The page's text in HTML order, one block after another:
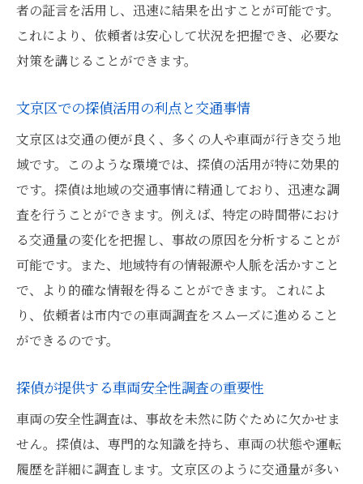
探偵が用いる最新の車両調査技術
文京区の特性を活かした探偵の調査
地域密着型の探偵が行う調査手法
探偵が提供する包括的な車両解析
文京区での探偵調査で得られる洞察
探偵が解説する文京区の車両調査手法
車両安全性を高める探偵の調査技術
探偵が実践する文京区での調査手法
文京区の交通事情を探偵が詳説
探偵による車両調査の効果的な手法
文京区の車両調査に探偵が必要な理由
探偵が提供する確実な車両調査結果
文京区の交通問題解決に探偵が貢献
探偵による車両調査の信頼性とは
者の証言を活用し、迅速に結果を出すことが可能です。
これにより、依頼者は安心して状況を把握でき、必要な
対策を講じることができます。
文京区での探偵活用の利点と交通事情
文京区は交通の便が良く、多くの人や車両が行き交う地
域です。このような環境では、探偵の活用が特に効果的
です。探偵は地域の交通事情に精通しており、迅速な調
査を行うことができます。例えば、特定の時間帯におけ
る交通量の変化を把握し、事故の原因を分析することが
可能です。また、地域特有の情報源や人脈を活かすこと
で、より的確な情報を得ることができます。これによ
り、依頼者は市内での車両調査をスムーズに進めること
ができるのです。
探偵が提供する車両安全性調査の重要性
車両の安全性調査は、事故を未然に防ぐために欠かせま
せん。探偵は、専門的な知識を持ち、車両の状態や運転
履歴を詳細に調査します。文京区のように交通量が多い